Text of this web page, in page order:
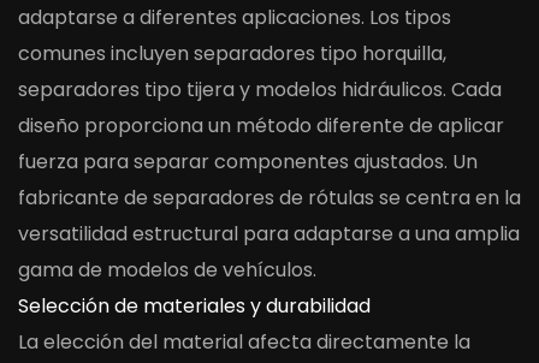
adaptarse a diferentes aplicaciones. Los tipos
comunes incluyen separadores tipo horquilla,
separadores tipo tijera y modelos hidráulicos. Cada
diseño proporciona un método diferente de aplicar
fuerza para separar componentes ajustados. Un
fabricante de separadores de rótulas se centra en la
versatilidad estructural para adaptarse a una amplia
gama de modelos de vehículos.
Selección de materiales y durabilidad
La elección del material afecta directamente la